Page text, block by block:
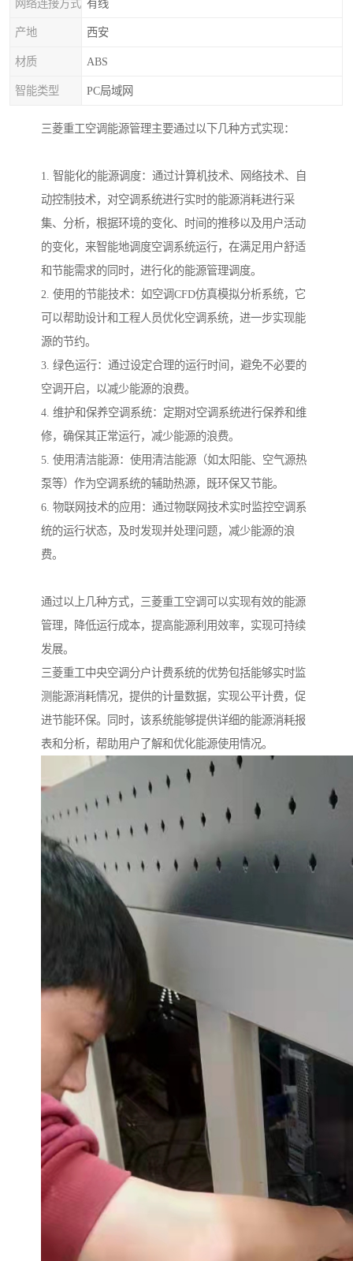
网络连接方式 有线
产地 西安
材质 ABS
智能类型 PC局域网
三菱重工空调能源管理主要通过以下几种方式实现：
1. 智能化的能源调度：通过计算机技术、网络技术、自
动控制技术，对空调系统进行实时的能源消耗进行采
集、分析，根据环境的变化、时间的推移以及用户活动
的变化，来智能地调度空调系统运行，在满足用户舒适
和节能需求的同时，进行化的能源管理调度。
2. 使用的节能技术：如空调CFD仿真模拟分析系统，它
可以帮助设计和工程人员优化空调系统，进一步实现能
源的节约。
3. 绿色运行：通过设定合理的运行时间，避免不必要的
空调开启，以减少能源的浪费。
4. 维护和保养空调系统：定期对空调系统进行保养和维
修，确保其正常运行，减少能源的浪费。
5. 使用清洁能源：使用清洁能源（如太阳能、空气源热
泵等）作为空调系统的辅助热源，既环保又节能。
6. 物联网技术的应用：通过物联网技术实时监控空调系
统的运行状态，及时发现并处理问题，减少能源的浪
费。
通过以上几种方式，三菱重工空调可以实现有效的能源
管理，降低运行成本，提高能源利用效率，实现可持续
发展。
三菱重工中央空调分户计费系统的优势包括能够实时监
测能源消耗情况，提供的计量数据，实现公平计费，促
进节能环保。同 时，该系统能够提供详细的能源消耗报
表和分析，帮助用户了解和优化能源使用情况。